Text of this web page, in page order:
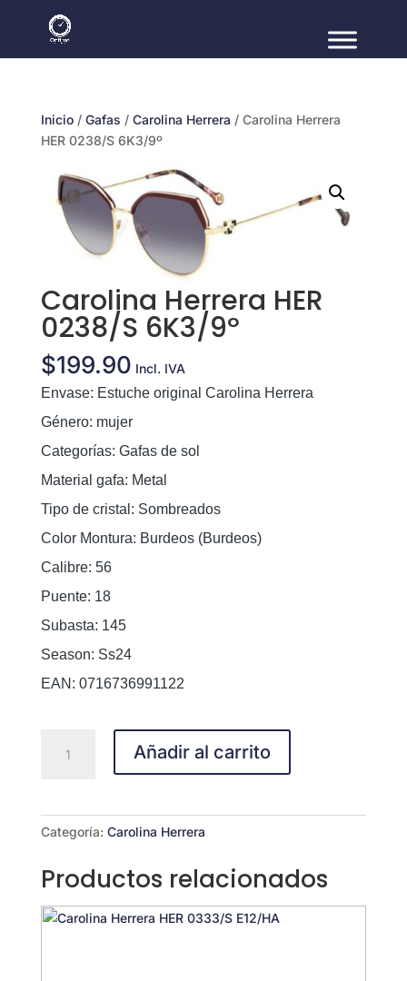
Inicio/ Gafas / Carolina Herrera / Carolina Herrera
HER 0238/S 6K3/9º
Carolina Herrera HER
0238/S 6K3/9º
$199.90 Incl. IVA
Envase: Estuche original Carolina Herrera
Género: mujer
Categorías: Gafas de sol
Material gafa: Metal
Tipo de cristal: Sombreados
Color Montura: Burdeos (Burdeos)
Calibre: 56
Puente: 18
Subasta: 145
Season: Ss24
EAN: 0716736991122
Herrera
cantidad
Añadir al carrito
Categoría: Carolina Herrera
Productos relacionados